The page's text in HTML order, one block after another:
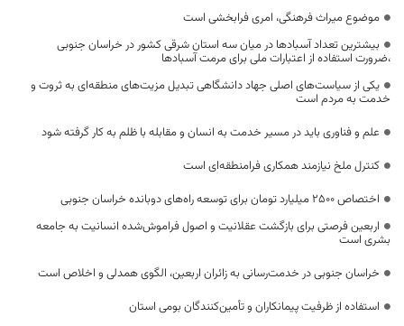
موضوع میراث فرهنگی، امری فرابخشی است
بیشترین تعداد آسبادها در میان سه استان شرقی کشور در خراسان جنوبی
،ضرورت استفاده از اعتبارات ملی برای مرمت آسبادها
یکی از سیاست‌های اصلی جهاد دانشگاهی تبدیل مزیت‌های منطقه‌ای به ثروت و
خدمت به مردم است
علم و فناوری باید در مسیر خدمت به انسان و مقابله با ظلم به کار گرفته شود
کنترل ملخ نیازمند همکاری فرامنطقه‌ای است
اختصاص 2500 میلیارد تومان برای توسعه راه‌های دوبانده خراسان جنوبی
اربعین فرصتی برای بازگشت عقلانیت و اصول فراموش‌شده انسانیت به جامعه
بشری است
خراسان جنوبی در خدمت‌رسانی به زائران اربعین، الگوی همدلی و اخلاص است
استفاده از ظرفیت پیمانکاران و تأمین‌کنندگان بومی استان